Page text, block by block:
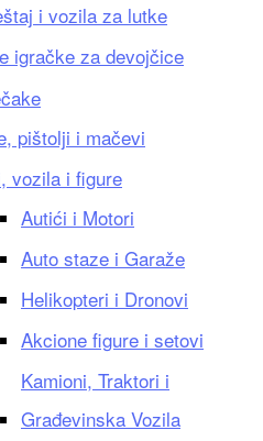
i vozila za lutke
igračke za devojčice
pištolji i mačevi
vozila i figure
Autići i Motori
Auto staze i Garaže
Helikopteri i Dronovi
Akcione figure i setovi
Kamioni, Traktori i
Građevinska Vozila